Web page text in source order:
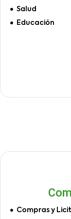
Salud
Educación
Compras y